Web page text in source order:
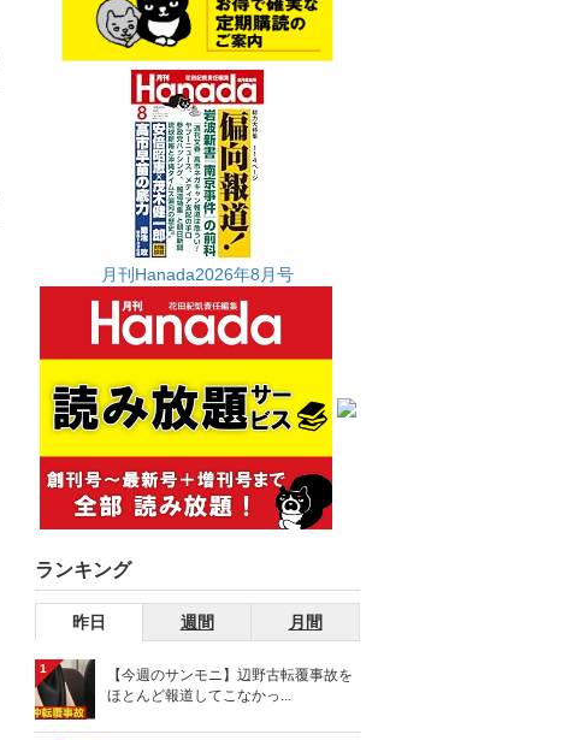
月刊Hanada2026年8月号
ランキング
昨日 週間 月間
1
【今週のサンモニ】辺野古転覆事故を
ほとんど報道してこなかっ...